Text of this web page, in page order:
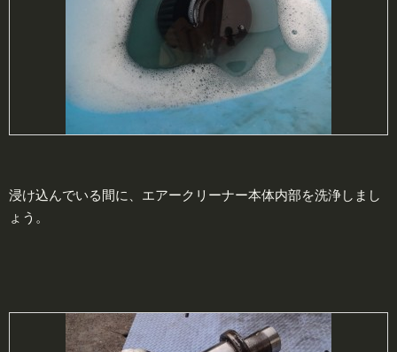
浸け込んでいる間に、エアークリーナー本体内部を洗浄しまし
ょう。